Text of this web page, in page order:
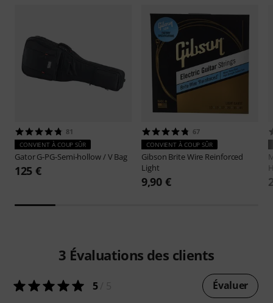
81
CONVIENT À COUP SÛR
GatorG-PG-Semi-hollow / V Bag
125 €
67
CONVIENT À COUP SÛR
Gibson Brite Wire Reinforced
Light
9,90 €
3 Évaluations des clients
5/ 5 Évaluer